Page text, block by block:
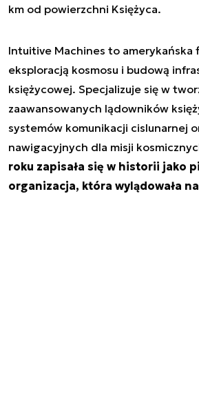
km od powierzchni Księżyca.
Intuitive Machines to amerykańska
eksploracją kosmosu i budową
księżycowej. Specjalizuje się w
zaawansowanych lądowników
systemów komunikacji cislunarnej
nawigacyjnych dla misji
roku zapisała się w historii jako
organizacja, która wylądowała